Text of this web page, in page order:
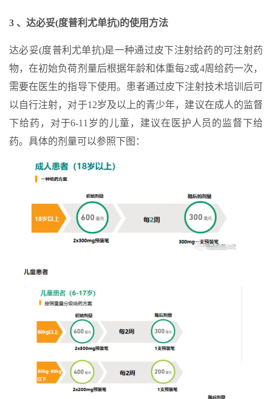
3 、达必妥(度普利尤单抗)的使用方法
达必妥(度普利尤单抗)是一种通过皮下注射给药的可注射药
物，在初始负荷剂量后根据年龄和体重每2或4周给药一次，
需要在医生的指导下使用。患者通过皮下注射技术培训后可
以自行注射，对于12岁及以上的青少年，建议在成人的监督
下给药，对于6-11岁的儿童，建议在医护人员的监督下给
药。具体的剂量可以参照下图：